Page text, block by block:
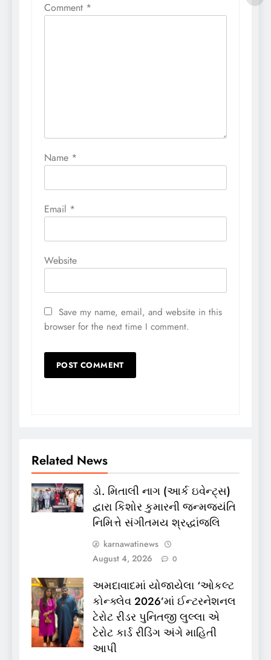
Comment *
Name *
Email *
Website
Save my name, email, and website in this
browser for the next time I comment.
Related News
ડો. મિતાલી નાગ (આર્ક ઇવેન્ટ્સ)
દ્વારા કિશોર કુમારની જન્મજયંતિ
નિમિત્તે સંગીતમય શ્રદ્ધાંજલિ
karnawatinews
August 4, 2026
0
અમદાવાદમાં યોજાયેલા ‘ઓકલ્ટ
કોન્ક્લેવ 2026’માં ઈન્ટરનેશનલ
ટેરોટ રીડર પુનિતજી લુલ્લા એ
ટેરોટ કાર્ડ રીડિંગ અંગે માહિતી
આપી